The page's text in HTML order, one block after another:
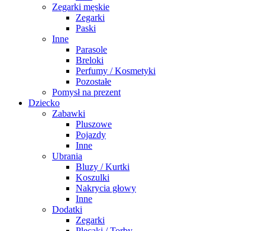
Zegarki męskie
Zegarki
Paski
Inne
Parasole
Breloki
Perfumy / Kosmetyki
Pozostałe
Pomysł na prezent
Dziecko
Zabawki
Pluszowe
Pojazdy
Inne
Ubrania
Bluzy / Kurtki
Koszulki
Nakrycia głowy
Inne
Dodatki
Zegarki